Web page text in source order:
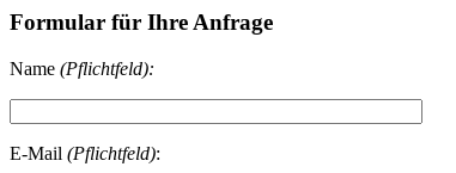
Formular für Ihre Anfrage
Name (Pflichtfeld):
E-Mail (Pflichtfeld):